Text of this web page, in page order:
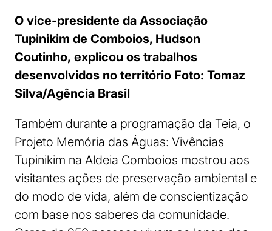
O vice-presidente da Associação
Tupinikim de Comboios, Hudson
Coutinho, explicou os trabalhos
desenvolvidos no território Foto: Tomaz
Silva/Agência Brasil
Também durante a programação da Teia, o
Projeto Memória das Águas: Vivências
Tupinikim na Aldeia Comboios mostrou aos
visitantes ações de preservação ambiental e
do modo de vida, além de conscientização
com base nos saberes da comunidade.